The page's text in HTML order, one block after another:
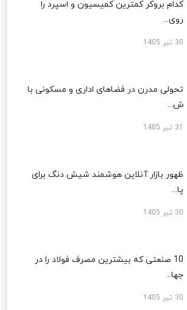
کدام بروکر کمترین کمیسیون و اسپرد را
روی...
30 تیر 1405
تحولی مدرن در فضاهای اداری و مسکونی با
ش...
ظهور بازار آنلاین هوشمند شیش دنگ برای
پا...
30 تیر 1405
10 صنعتی که بیشترین مصرف فولاد را در
جها...
30 تیر 1405